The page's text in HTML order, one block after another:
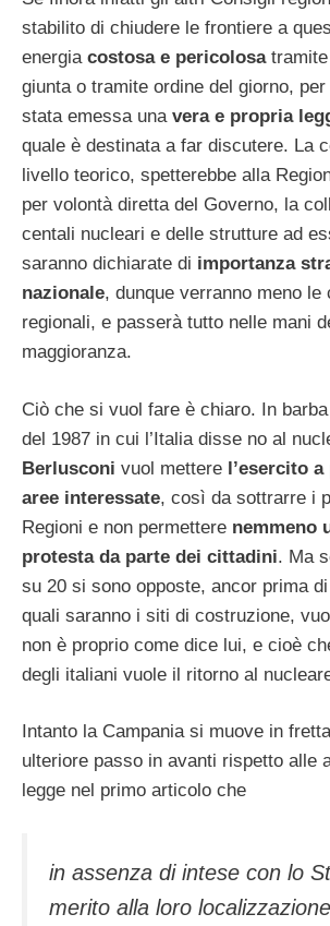
stabilito di chiudere le frontiere a
energia costosa e pericolosatramite
giunta o tramite ordine del giorno,
stata emessa una vera e propria
quale è destinata a far discutere. La
livello teorico, spetterebbe alla
per volontà diretta del Governo, la
centali nucleari e delle strutture ad
saranno dichiarate di importanza
nazionale, dunque verranno meno le
regionali, e passerà tutto nelle mani
maggioranza.
Ciò che si vuol fare è chiaro. In
del 1987 in cui l’Italia disse no al
Berlusconi vuol mettere l’esercito
aree interessate, così da sottrarre i
Regioni e non permettere nemmeno
protesta da parte dei cittadini. Ma
su 20 si sono opposte, ancor prima
quali saranno i siti di costruzione,
non è proprio come dice lui, e cioè
degli italiani vuole il ritorno al
Intanto la Campania si muove in
ulteriore passo in avanti rispetto alle
legge nel primo articolo che
in assenza di intese con lo
merito alla loro